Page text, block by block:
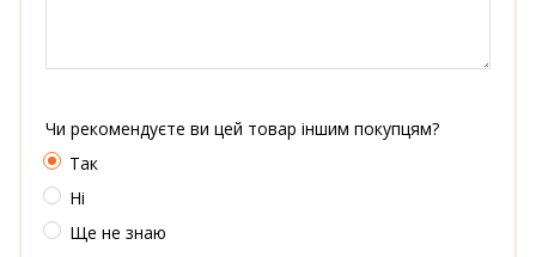
Чи рекомендуєте ви цей товар іншим покупцям?
Так
Ні
Ще не знаю